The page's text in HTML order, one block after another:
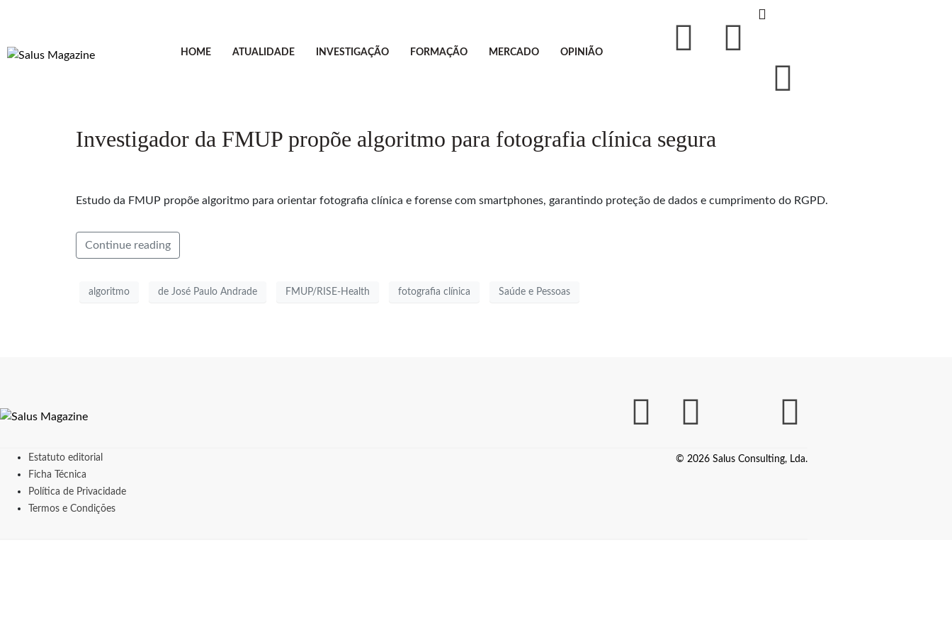
HOME ATUALIDADE INVESTIGAÇÃO FORMAÇÃO MERCADO OPINIÃO
Investigador da FMUP propõe algoritmo para fotografia clínica segura
Estudo da FMUP propõe algoritmo para orientar fotografia clínica e forense com smartphones, garantindo proteção de dados e cumprimento do RGPD.
Continue reading
algoritmo de José Paulo Andrade FMUP/RISE-Health fotografia clínica Saúde e Pessoas
Estatuto editorial
Ficha Técnica
Política de Privacidade
Termos e Condições
© 2026 Salus Consulting, Lda.